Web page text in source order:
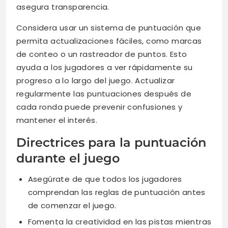
asegura transparencia.
Considera usar un sistema de puntuación que
permita actualizaciones fáciles, como marcas
de conteo o un rastreador de puntos. Esto
ayuda a los jugadores a ver rápidamente su
progreso a lo largo del juego. Actualizar
regularmente las puntuaciones después de
cada ronda puede prevenir confusiones y
mantener el interés.
Directrices para la puntuación
durante el juego
Asegúrate de que todos los jugadores
comprendan las reglas de puntuación antes
de comenzar el juego.
Fomenta la creatividad en las pistas mientras